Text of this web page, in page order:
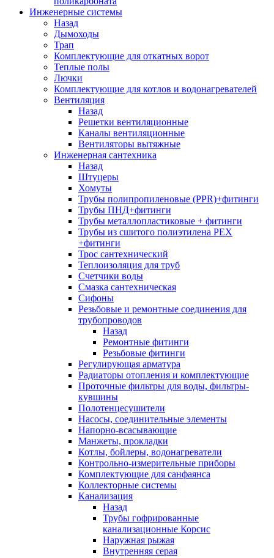
Инженерные системы
Назад
Дымоходы
Трап
Комплектующие для откатных ворот
Теплые полы
Лючки
Комплектующие для котлов и водонагревателей
Вентиляция
Назад
Решетки вентиляционные
Каналы вентиляционные
Вентиляторы вытяжные
Инженерная сантехника
Назад
Штуцеры
Хомуты
Трубы полипропиленовые (PPR)+фитинги
Трубы ПНД+фитинги
Трубы металлопластиковые + фитинги
Трубы из сшитого полиэтилена PEX
+фитинги
Трос сантехнический
Теплоизоляция для труб
Счетчики воды
Смазка сантехническая
Сифоны
Резьбовые и ремонтные соединения для
трубопроводов
Назад
Ремонтные фитинги
Резьбовые фитинги
Регулирующая арматура
Радиаторы отопления и комплектующие
Проточные фильтры для воды, фильтры-
кувшины
Полотенцесушители
Насосы, соединительные элементы
Напорно-всасывающие
Манжеты, прокладки
Котлы, бойлеры, водонагреватели
Контрольно-измерительные приборы
Комплектующие для санфаянса
Коллекторные системы
Канализация
Назад
Трубы гофрированные
канализационные Корсис
Наружная рыжая
Внутренняя серая